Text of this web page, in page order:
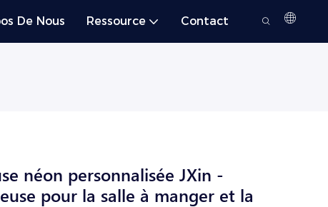
De Nous Ressource Contact
néon personnalisée JXin -
pour la salle à manger et la